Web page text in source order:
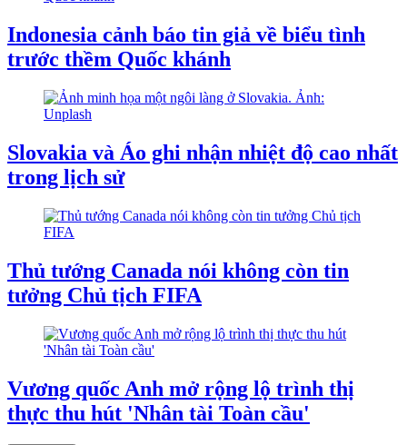
Indonesia cảnh báo tin giả về biểu tình
trước thềm Quốc khánh
Slovakia và Áo ghi nhận nhiệt độ cao nhất
trong lịch sử
Thủ tướng Canada nói không còn tin
tưởng Chủ tịch FIFA
Vương quốc Anh mở rộng lộ trình thị
thực thu hút 'Nhân tài Toàn cầu'